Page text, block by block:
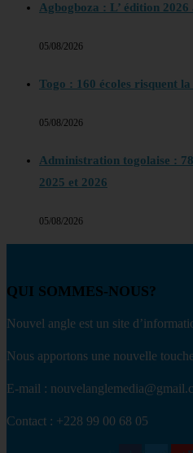
Agbogboza : L’ édition 2026
05/08/2026
Togo : 160 écoles risquent
05/08/2026
Administration togolaise :
2025 et 2026
05/08/2026
QUI SOMMES-NOUS?
Nouvel angle est un site
Nous apportons une nouvelle
E-mail :
Contact : +228 99 00 68 05